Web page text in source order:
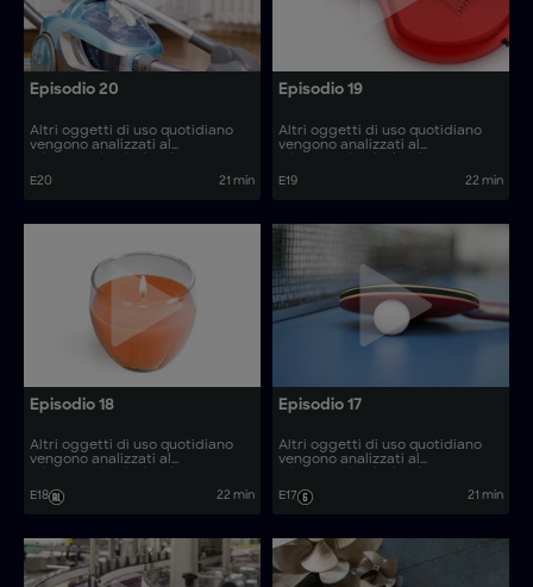
Episodio 20
Altri oggetti di uso quotidiano
vengono analizzati al
vengono prodotti. Come si
realizzano articoli come le tavole
E20 21 min
Episodio 19
Altri oggetti di uso quotidiano
vengono analizzati al
vengono prodotti. Come si
realizzano articoli come i cilindri
E19 22 min
Episodio 18
Altri oggetti di uso quotidiano
vengono analizzati al
vengono prodotti. Come si
realizzano articoli come le
E18 22 min
Episodio 17
Altri oggetti di uso quotidiano
vengono analizzati al
vengono prodotti. Come si
realizzano articoli come i kit di
E17 21 min